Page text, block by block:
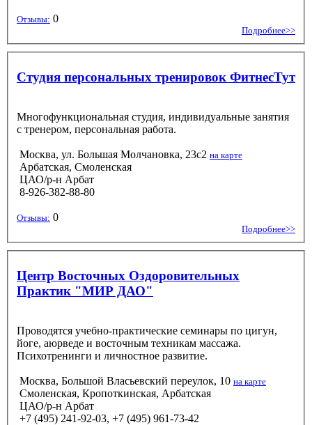
Отзывы: 0
Подробнее>>
Студия персональных тренировок ФитнесТут
Многофункциональная студия, индивидуальные занятия
с тренером, персональная работа.
Москва, ул. Большая Молчановка, 23с2 на карте
Арбатская, Смоленская
ЦАО/р-н Арбат
8-926-382-88-80
Отзывы: 0
Подробнее>>
Центр Восточных Оздоровительных
Практик "МИР ДАО"
Проводятся учебно-практические семинары по цигун,
йоге, аюрведе и восточным техникам массажа.
Психотренинги и личностное развитие.
Москва, Большой Власьевский переулок, 10 на карте
Смоленская, Кропоткинская, Арбатская
ЦАО/р-н Арбат
+7 (495) 241-92-03, +7 (495) 961-73-42